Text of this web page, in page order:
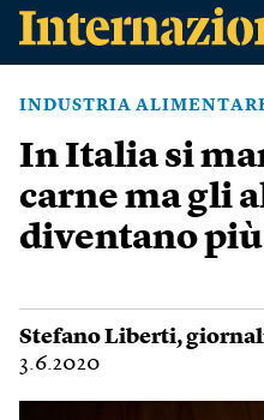
INDUSTRIA
In Italia si
carne ma gli
diventano
Stefano Liberti,
3.6.2020